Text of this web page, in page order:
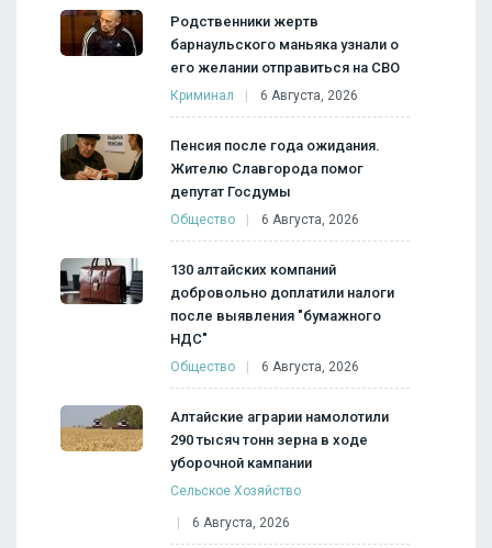
Родственники жертв
барнаульского маньяка узнали о
его желании отправиться на СВО
Криминал 6 Августа, 2026
Пенсия после года ожидания.
Жителю Славгорода помог
депутат Госдумы
Общество 6 Августа, 2026
130 алтайских компаний
добровольно доплатили налоги
после выявления "бумажного
НДС"
Общество 6 Августа, 2026
Алтайские аграрии намолотили
290 тысяч тонн зерна в ходе
уборочной кампании
Сельское Хозяйство
6 Августа, 2026